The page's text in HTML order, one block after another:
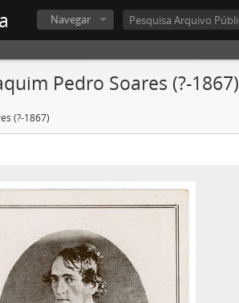
Navegar
Pedro Soares (?-1867)
(?-1867)